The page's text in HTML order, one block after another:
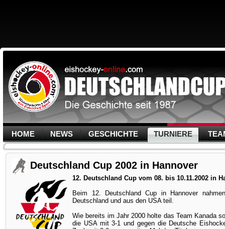
HOME NEWS GESCHICHTE TURNIERE
Deutschland Cup 2002 in Hannover
12. Deutschland Cup vom 08. bis 10.11.2002 in
Beim 12. Deutschland Cup in Hannover
Deutschland und aus den USA teil.
Wie bereits im Jahr 2000 holte das Team Kanada
die USA mit 3-1 und gegen die Deutsche